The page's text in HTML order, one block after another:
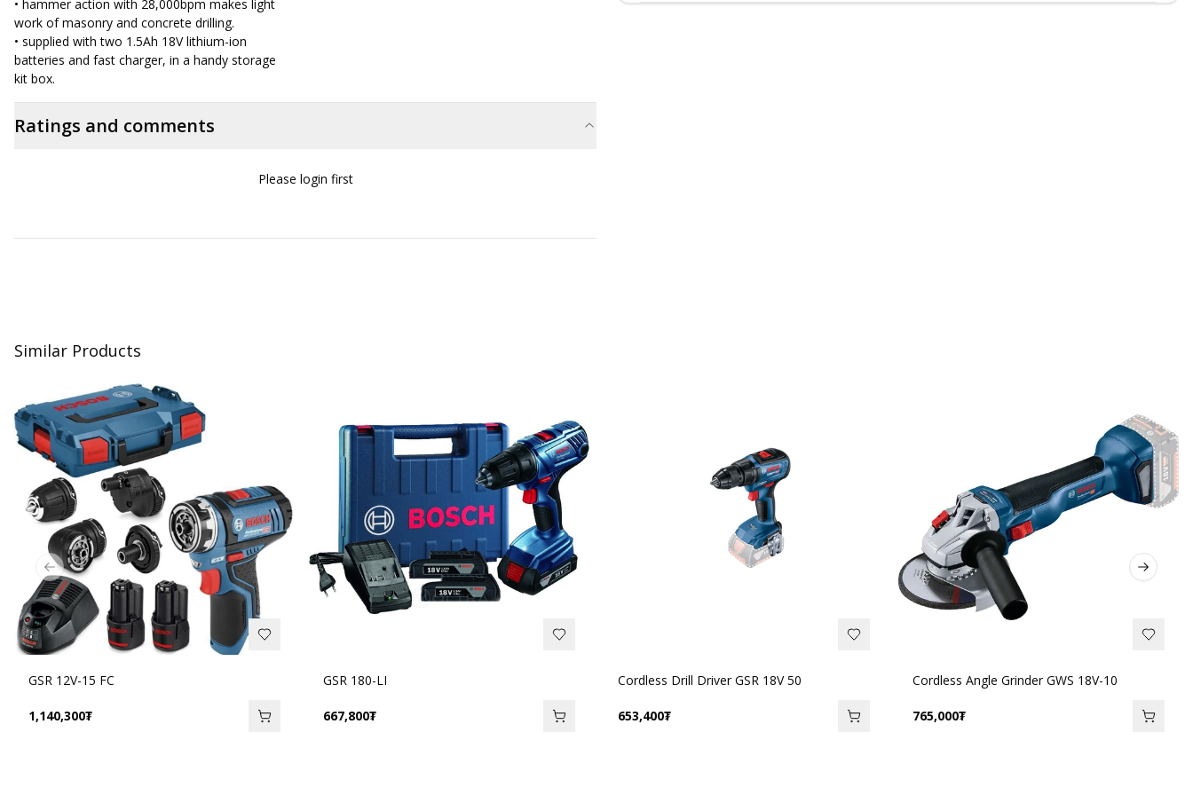
• hammer action with 28,000bpm makes light
work of masonry and concrete drilling.
• supplied with two 1.5Ah 18V lithium-ion
batteries and fast charger, in a handy storage
kit box.
Ratings and comments
Please login first
Similar Products
GSR 12V-15 FC
1,140,300₮
GSR 180-LI
667,800₮
Cordless Drill Driver GSR 18V 50
653,400₮
Cordless Angle Grinder GWS 18V-10
765,000₮
Previous slide Next